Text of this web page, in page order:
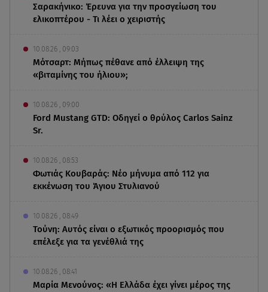
Σαρακήνικο: Έρευνα για την προσγείωση του
ελικοπτέρου - Τι λέει ο χειριστής
10.08.26 , 09:03
Μότσαρτ: Μήπως πέθανε από έλλειψη της
«βιταμίνης του ήλιου»;
10.08.26 , 09:00
Ford Mustang GTD: Οδηγεί ο θρύλος Carlos Sainz
Sr.
10.08.26 , 08:53
Φωτιάς Κουβαράς: Νέο μήνυμα από 112 για
εκκένωση του Άγιου Στυλιανού
10.08.26 , 08:49
Τούνη: Αυτός είναι ο εξωτικός προορισμός που
επέλεξε για τα γενέθλιά της
10.08.26 , 08:41
Μαρία Μενούνος: «Η Ελλάδα έχει γίνει μέρος της